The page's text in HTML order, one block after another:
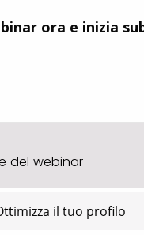
ora e inizia
del webinar
il tuo profilo